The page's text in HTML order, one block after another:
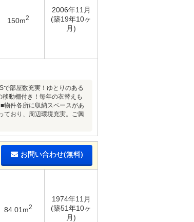
150m2
2006年11月
(築19年10ヶ
月)
で部屋数充実！ゆとりのある
動棚付き！毎年の衣替えも
物件各所に収納スペースがあ
ており、周辺環境充実。ご興
お問い合わせ(無料)
84.01m2
1974年11月
(築51年10ヶ
月)